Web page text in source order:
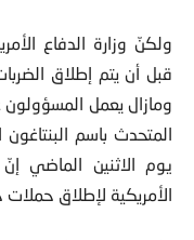
قبل أن يتم إطلاق
ومازال يعمل المسؤولون
المتحدث باسم
يوم الاثنين الماضي
الأمريكية لإطلاق